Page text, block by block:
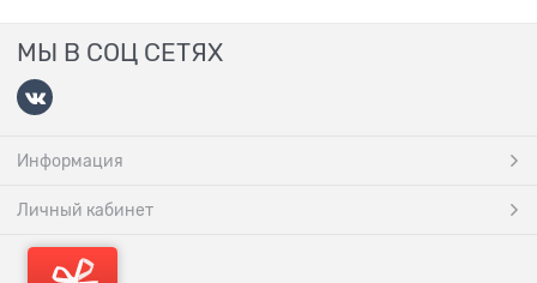
МЫ В СОЦ СЕТЯХ
Информация
Личный кабинет